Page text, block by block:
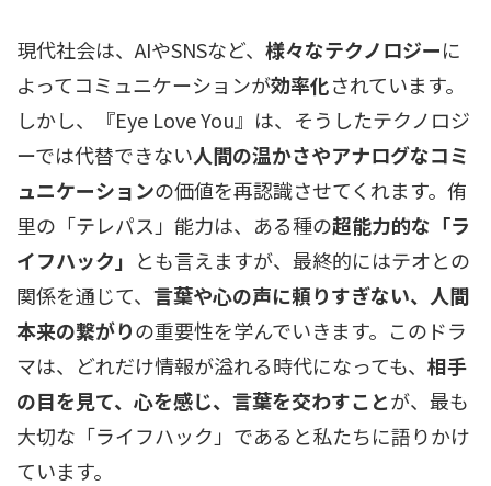
現代社会は、AIやSNSなど、 様々なテクノロジーに
よってコミュニケーションが効率化されています。
しかし、『Eye Love You』は、そうしたテクノロジ
ーでは代替できない人間の温かさやアナログなコミ
ュニケーションの価値を再認識させてくれます。侑
里の「テレパス」能力は、ある種の超能力的な「ラ
イフハック」 とも言えますが、最終的にはテオとの
関係を通じて、 言葉や心の声に頼りすぎない、人間
本来の繋がりの重要性を学んでいきます。このドラ
マは、どれだけ情報が溢れる時代になっても、 相手
の目を見て、心を感じ、言葉を交わすことが、最も
大切な「ライフハック」であると私たちに語りかけ
ています。